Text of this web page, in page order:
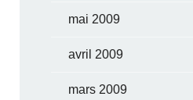
mai 2009
avril 2009
mars 2009